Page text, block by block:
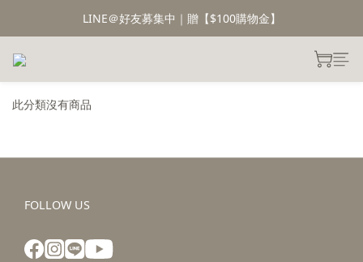
LINE＠好友募集中｜贈【$100購物金】
此分類沒有商品
FOLLOW US